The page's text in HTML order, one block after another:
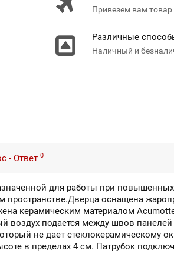
Привезем вам товар
Различные
Наличный и
- Ответ 0
для работы при
оснащена
керамическим материалом
воздух подается между швов
не дает стеклокерамическому
в пределах 4 см. Патрубок